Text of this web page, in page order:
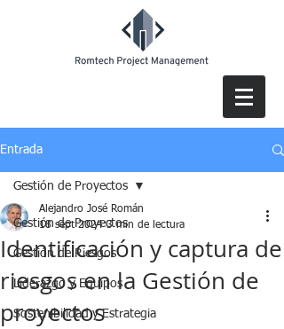
Entrada
Gestión de Proyectos
Gestión de Riesgos
Liderazgo y Equipos
Sostenibilidad y Estrategia
Gestión de Proyectos
Identificación y captura de
riesgos en la Gestión de
proyectos
Alejandro José Román
18 sept 2024 3 min de lectura